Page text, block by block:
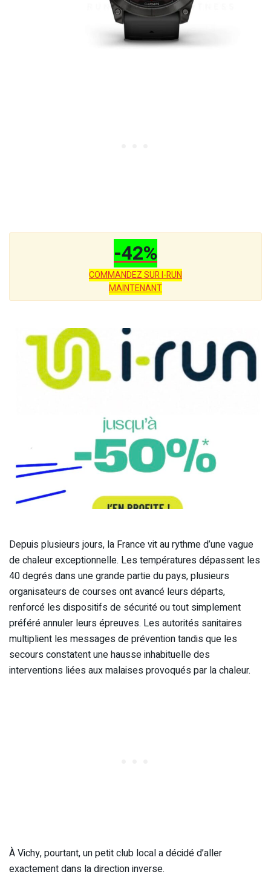
-42%
COMMANDEZ SUR I-RUN
MAINTENANT
Depuis plusieurs jours, la France vit au rythme d’une vague
de chaleur exceptionnelle. Les températures dépassent les
40 degrés dans une grande partie du pays, plusieurs
organisateurs de courses ont avancé leurs départs,
renforcé les dispositifs de sécurité ou tout simplement
préféré annuler leurs épreuves. Les autorités sanitaires
multiplient les messages de prévention tandis que les
secours constatent une hausse inhabituelle des
interventions liées aux malaises provoqués par la chaleur.
À Vichy, pourtant, un petit club local a décidé d’aller
exactement dans la direction inverse.